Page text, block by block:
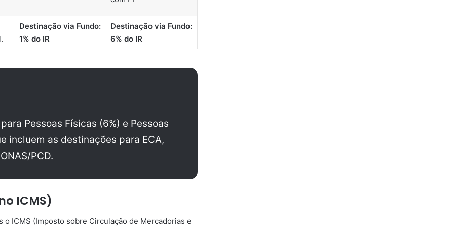
Destinação via Fundo:
1% do IR
Destinação via Fundo:
6% do IR
Pessoas Físicas (6%) e Pessoas
incluem as destinações para ECA,
PCD.
ICMS)
ICMS (Imposto sobre Circulação de Mercadorias e